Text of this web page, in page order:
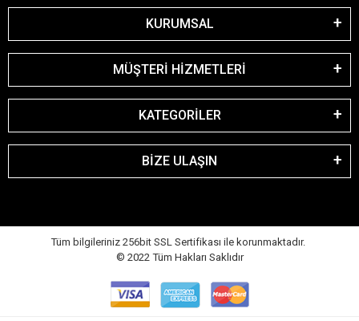
KURUMSAL
MÜŞTERİ HİZMETLERİ
KATEGORİLER
BİZE ULAŞIN
Tüm bilgileriniz 256bit SSL Sertifikası ile korunmaktadır.
© 2022 Tüm Hakları Saklıdır